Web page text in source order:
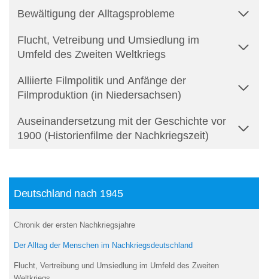
Bewältigung der Alltagsprobleme
Flucht, Vetreibung und Umsiedlung im
Umfeld des Zweiten Weltkriegs
Alliierte Filmpolitik und Anfänge der
Filmproduktion (in Niedersachsen)
Auseinandersetzung mit der Geschichte vor
1900 (Historienfilme der Nachkriegszeit)
Deutschland nach 1945
Chronik der ersten Nachkriegsjahre
Der Alltag der Menschen im Nachkriegsdeutschland
Flucht, Vertreibung und Umsiedlung im Umfeld des Zweiten